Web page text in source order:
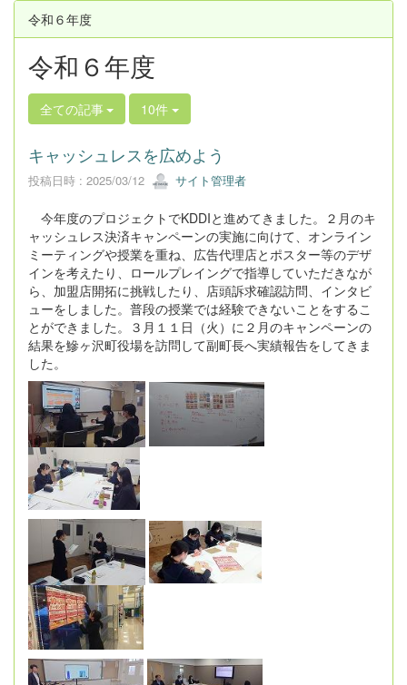
令和６年度
令和６年度
全ての記事 10件
キャッシュレスを広めよう
投稿日時 : 2025/03/12 サイト管理者
今年度のプロジェクトでKDDIと進めてきました。２月のキ
ャッシュレス決済キャンペーンの実施に向けて、オンライン
ミーティングや授業を重ね、広告代理店とポスター等のデザ
インを考えたり、ロールプレイングで指導していただきなが
ら、加盟店開拓に挑戦したり、店頭訴求確認訪問、インタビ
ューをしました。普段の授業では経験できないことをするこ
とができました。３月１１日（火）に２月のキャンペーンの
結果を鰺ヶ沢町役場を訪問して副町長へ実績報告をしてきま
した。